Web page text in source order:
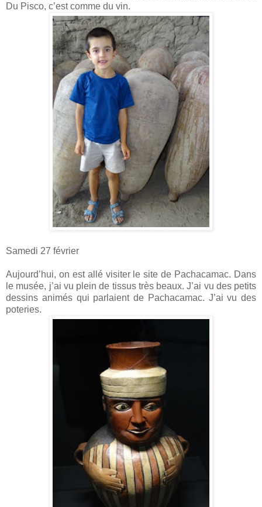
Du Pisco, c’est comme du vin.
Samedi 27 février
Aujourd’hui, on est allé visiter le site de Pachacamac. Dans
le musée, j’ai vu plein de tissus très beaux. J’ai vu des petits
dessins animés qui parlaient de Pachacamac. J’ai vu des
poteries.